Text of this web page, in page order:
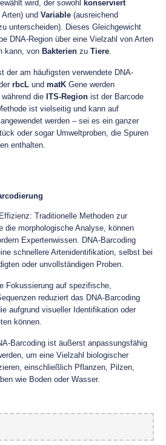
wird, der sowohl konserviert
und Variable (ausreichend
unterscheiden). Dieses Gleichgewicht
DNA-Region über eine Vielzahl von Arten
kann, von Bakterien zu Tiere.
der am häufigsten verwendete DNA-
rbcL und matK Gene werden
die ITS-Region ist der Barcode
ist vielseitig und kann auf
werden – sei es ein ganzer
oder sogar Umweltproben, die Spuren
enthalten.
Traditionelle Methoden zur
die morphologische Analyse, können
Expertenwissen. DNA-Barcoding
schnellere Artenidentifikation, selbst bei
oder unvollständigen Proben.
Fokussierung auf spezifische,
reduziert das DNA-Barcoding
aufgrund visueller Identifikation oder
können.
Barcoding ist äußerst anpassungsfähig
um eine Vielzahl biologischer
einschließlich Pflanzen, Pilzen,
wie Boden oder Wasser.